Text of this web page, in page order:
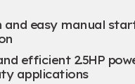
and easy manual
efficient 2.5HP
applications